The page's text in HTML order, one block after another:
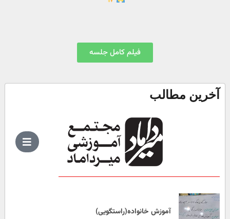
فیلم کامل جلسه
آخرین مطالب
آموزش خانواده(راستگویی)